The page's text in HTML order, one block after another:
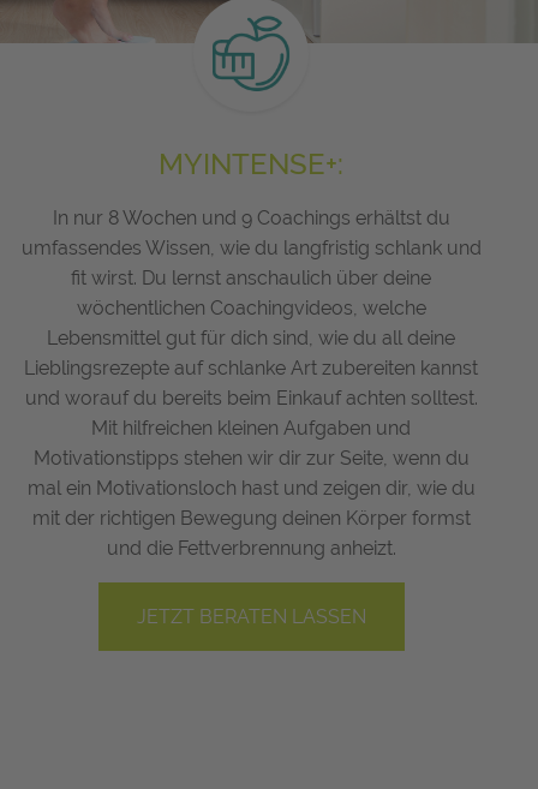
MYINTENSE+:
In nur 8 Wochen und 9 Coachings erhältst du
umfassendes Wissen, wie du langfristig schlank und
fit wirst. Du lernst anschaulich über deine
wöchentlichen Coachingvideos, welche
Lebensmittel gut für dich sind, wie du all deine
Lieblingsrezepte auf schlanke Art zubereiten kannst
und worauf du bereits beim Einkauf achten solltest.
Mit hilfreichen kleinen Aufgaben und
Motivationstipps stehen wir dir zur Seite, wenn du
mal ein Motivationsloch hast und zeigen dir, wie du
mit der richtigen Bewegung deinen Körper formst
und die Fettverbrennung anheizt.
JETZT BERATEN LASSEN